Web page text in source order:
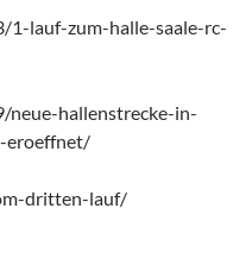
lauf-zum-halle-saale-rc-
hallenstrecke-in-
eroeffnet/
dritten-lauf/